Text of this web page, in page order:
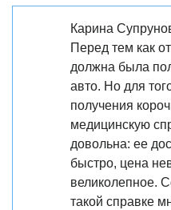
Карина
Перед тем как
должна была
авто. Но для
получения
медицинскую
довольна: ее
быстро, цена
великолепное.
такой справке